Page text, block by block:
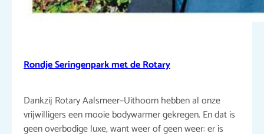
Rondje Seringenpark met de Rotary
Dankzij Rotary Aalsmeer–Uithoorn hebben al onze
vrijwilligers een mooie bodywarmer gekregen. En dat is
geen overbodige luxe, want weer of geen weer: er is